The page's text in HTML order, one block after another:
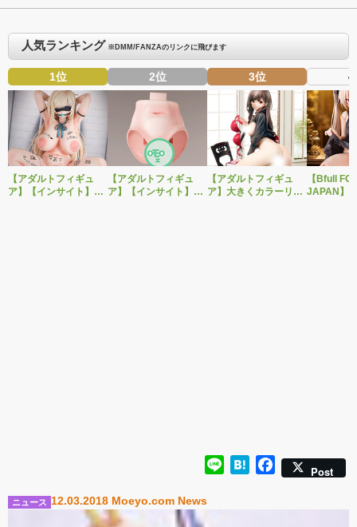
人気ランキング ※DMM/FANZAのリンクに飛びます
1位
【アダルトフィギュ
ア】【インサイト】肉
2位
【アダルトフィギュ
ア】【インサイト】ベ
3位
【アダルトフィギュ
ア】大きくカラーリン
4
【Bfull
JAPAN】
Line HatenaFacebook
Post
12.03.2018 Moeyo.com News